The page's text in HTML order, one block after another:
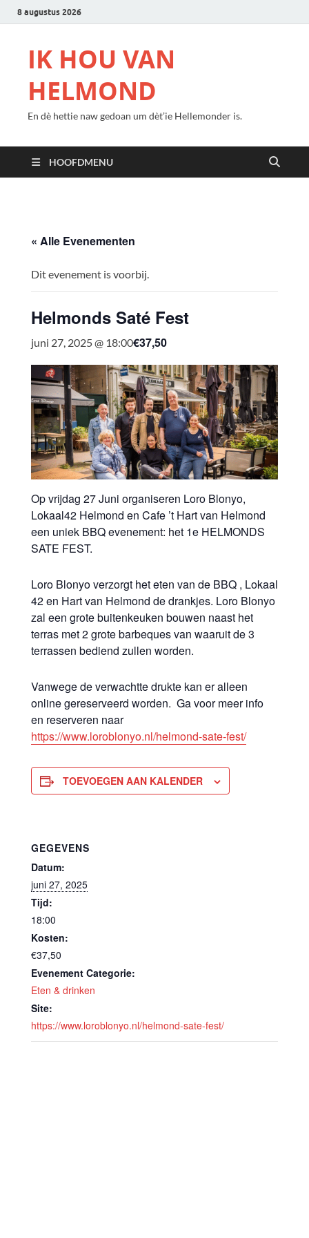
8 augustus 2026
IK HOU VAN
HELMOND
En dè hettie naw gedoan um dèt’ie Hellemonder is.
HOOFDMENU
« Alle Evenementen
Dit evenement is voorbij.
Helmonds Saté Fest
juni 27, 2025 @ 18:00€37,50
Op vrijdag 27 Juni organiseren Loro Blonyo,
Lokaal42 Helmond en Cafe ’t Hart van Helmond
een uniek BBQ evenement: het 1e HELMONDS
SATE FEST.
Loro Blonyo verzorgt het eten van de BBQ , Lokaal
42 en Hart van Helmond de drankjes. Loro Blonyo
zal een grote buitenkeuken bouwen naast het
terras met 2 grote barbeques van waaruit de 3
terrassen bediend zullen worden.
Vanwege de verwachtte drukte kan er alleen
online gereserveerd worden. Ga voor meer info
en reserveren naar
https://www.loroblonyo.nl/helmond-sate-fest/
TOEVOEGEN AAN KALENDER
GEGEVENS
Datum:
juni 27, 2025
Tijd:
18:00
Kosten:
€37,50
Evenement Categorie:
Eten & drinken
Site:
https://www.loroblonyo.nl/helmond-sate-fest/